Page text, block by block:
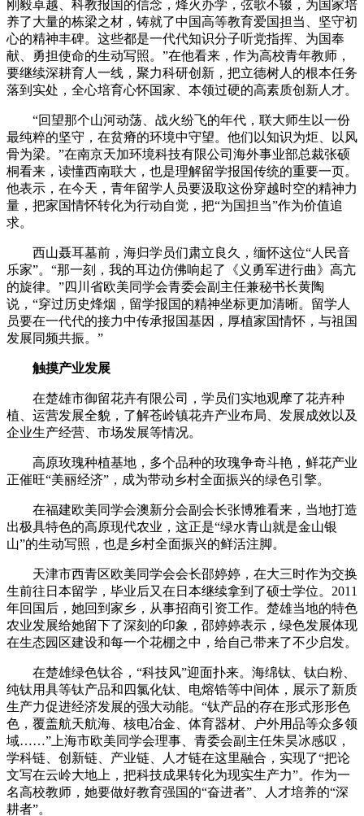
刚毅卓越、科教报国的信念，烽火办学，弦歌不辍，为国家培
养了大量的栋梁之材，铸就了中国高等教育爱国担当、坚守初
心的精神丰碑。这些都是一代代知识分子听党指挥、为国奉
献、勇担使命的生动写照。”在他看来，作为高校青年教师，
要继续深耕育人一线，聚力科研创新，把立德树人的根本任务
落到实处，全心培育心怀国家、本领过硬的高素质创新人才。
“回望那个山河动荡、战火纷飞的年代，联大师生以一份
最纯粹的坚守，在贫瘠的环境中守望。他们以知识为炬、以风
骨为梁。”在南京天加环境科技有限公司海外事业部总裁张硕
桐看来，读懂西南联大，也是理解留学报国传统的重要一页。
他表示，在今天，青年留学人员要汲取这份穿越时空的精神力
量，把家国情怀转化为行动自觉，把“为国担当”作为价值追
求。
西山聂耳墓前，海归学员们肃立良久，缅怀这位“人民音
乐家”。“那一刻，我的耳边仿佛响起了《义勇军进行曲》高亢
的旋律。”四川省欧美同学会青委会副主任兼秘书长黄陶
说，“穿过历史烽烟，留学报国的精神坐标更加清晰。留学人
员要在一代代的接力中传承报国基因，厚植家国情怀，与祖国
发展同频共振。”
触摸产业发展
在楚雄市御留花卉有限公司，学员们实地观摩了花卉种
植、运营发展全貌，了解苍岭镇花卉产业布局、发展成效以及
企业生产经营、市场发展等情况。
高原玫瑰种植基地，多个品种的玫瑰争奇斗艳，鲜花产业
正催旺“美丽经济”，成为带动乡村全面振兴的绿色引擎。
在福建欧美同学会澳新分会副会长张博雅看来，当地打造
出极具特色的高原现代农业，这正是“绿水青山就是金山银
山”的生动写照，也是乡村全面振兴的鲜活注脚。
天津市西青区欧美同学会会长邵婷婷，在大三时作为交换
生前往日本留学，毕业后又在日本继续拿到了硕士学位。2011
年回国后，她回到家乡，从事招商引资工作。楚雄当地的特色
农业发展给她留下了深刻的印象，邵婷婷表示，绿色发展体现
在生态园区建设和每一个花棚之中，给自己带来了不少启发。
在楚雄绿色钛谷，“科技风”迎面扑来。海绵钛、钛白粉、
纯钛用具等钛产品和四氯化钛、电熔锆等中间体，展示了新质
生产力促进经济发展的强大动能。“钛产品的存在形式形形色
色，覆盖航天航海、核电冶金、体育器材、户外用品等众多领
域……”上海市欧美同学会理事、青委会副主任朱昊冰感叹，
学科链、创新链、产业链、人才链在这里融合，实现了“把论
文写在云岭大地上，把科技成果转化为现实生产力”。作为一
名高校教师，她要做好教育强国的“奋进者”、人才培养的“深
耕者”。